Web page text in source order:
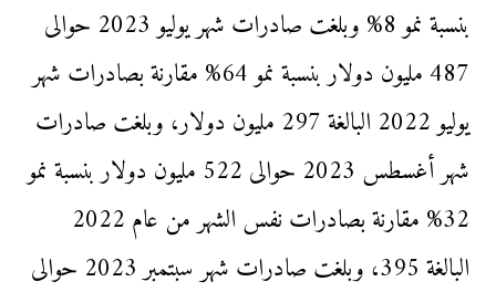
بنسبة نمو 8% وبلغت صادرات شهر يوليو 2023 حوالى
487 مليون دولار بنسبة نمو 64% مقارنة بصادرات شهر
يوليو 2022 البالغة 297 مليون دولار، وبلغت صادرات
شهر أغسطس 2023 حوالى 522 مليون دولار بنسبة نمو
32% مقارنة بصادرات نفس الشهر من عام 2022
البالغة 395، وبلغت صادرات شهر سبتمبر 2023 حوالى